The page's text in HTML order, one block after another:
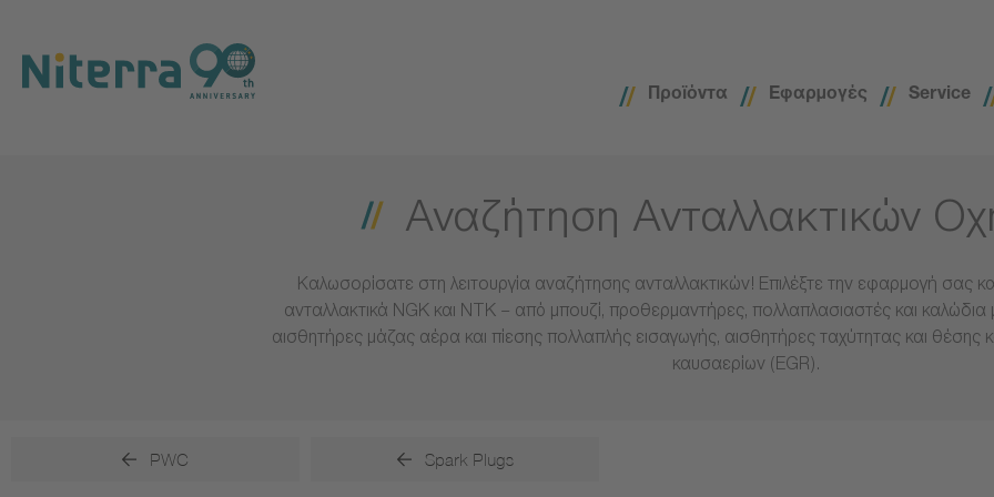
main
navigation
main
content
footer
Προϊόντα Εφαρμογές Service
Αναζήτηση Ανταλλακτικών
Καλωσορίσατε στη λειτουργία αναζήτησης ανταλλακτικών! Επιλέξτε την εφαρμογή σας
ανταλλακτικά NGK και NTK – από μπουζί, προθερμαντήρες, πολλαπλασιαστές και καλώδια
αισθητήρες μάζας αέρα και πίεσης πολλαπλής εισαγωγής, αισθητήρες ταχύτητας και θέσης
καυσαερίων (EGR).
PWC Spark Plugs